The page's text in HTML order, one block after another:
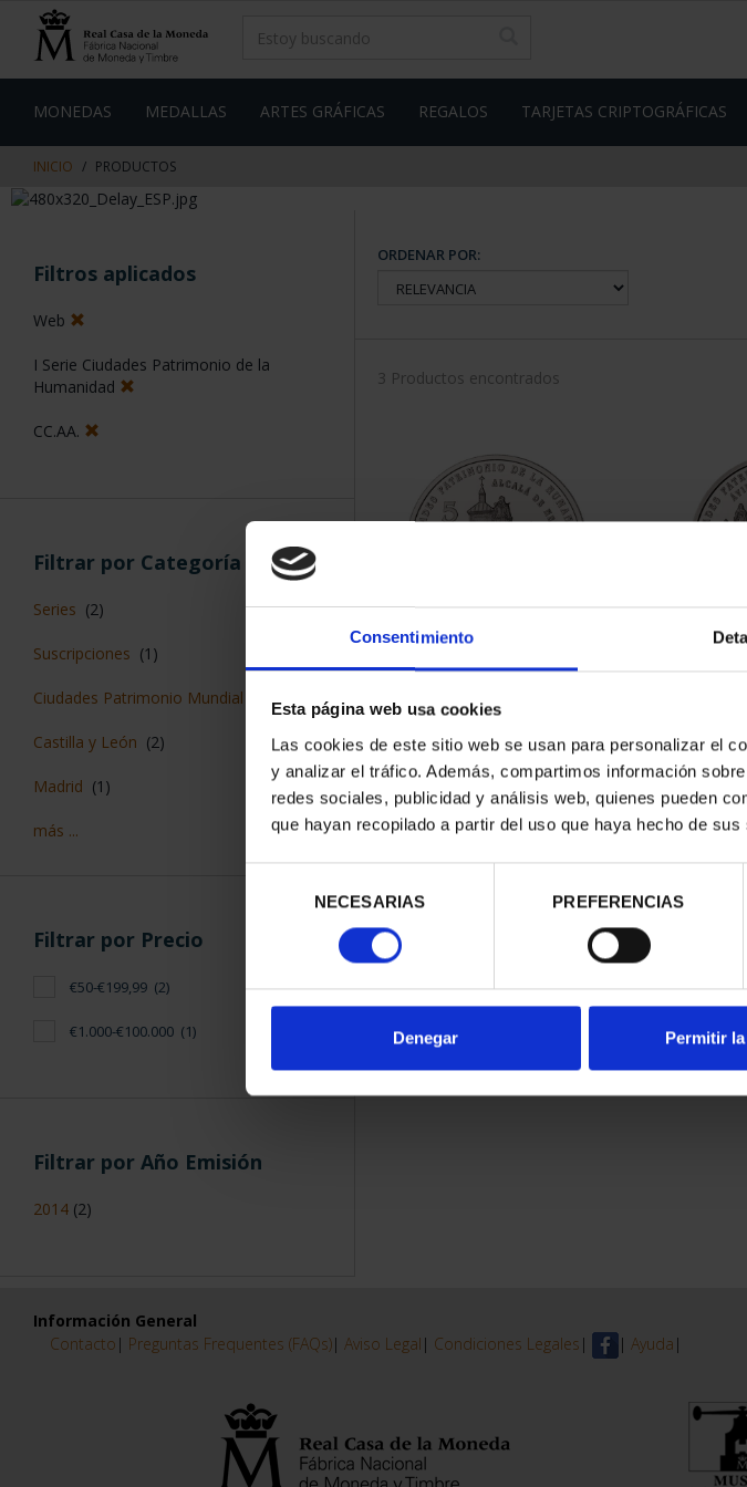
Consentimiento
Esta página web usa cookies
Las cookies de este sitio web se usan para personalizar el
y analizar el tráfico. Además, compartimos información
redes sociales, publicidad y análisis web, quienes pueden
que hayan recopilado a partir del uso que haya hecho de sus
consentimiento
NECESARIAS PREFERENCIAS
Denegar Permitir
contenido
de
MONEDAS MEDALLAS ARTES GRÁFICAS REGALOS TARJETAS CRIPTOGRÁFICAS
INICIO PRODUCTOS
Filtros aplicados
Web
I Serie Ciudades Patrimonio de la
Humanidad
CC.AA.
Filtrar por Categoría
Series (2)
Suscripciones (1)
Ciudades Patrimonio Mundial
Castilla y León (2)
Madrid (1)
más ...
Filtrar por Precio
€50-€199,99 (2)
€1.000-€100.000 (1)
Filtrar por Año Emisión
2014 (2)
ORDENAR POR:
3 Productos encontrados
CIUDADES PATRIMONIO -
73,00 €
ORDENAR POR:
Información General
Contacto | Preguntas Frequentes (FAQs)| Aviso Legal | Condiciones Legales | | Ayuda |